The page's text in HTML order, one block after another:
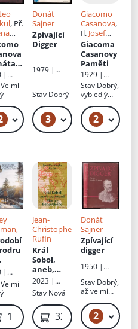
, Př.
|
Velmi
49 Kč
Donát
Sajner
Zpívající
Digger
1979 |
Stav Dobrý
3 59 Kč
Giacomo
Casanova,
Il. Josef
Wenig, Př.
Josef
Soukup
Giacoma
Casanovy
Paměti
1929 |
Přítel knihy
Stav Dobrý,
vybledlý
2
v
|
Velmi
149 Kč
Jean-
Christophe
Rufin
Král
Sobol,
aneb,
Putování
Mórice
Beňovské
ho
2023 |
Maraton,
tví, s.r.o.
Stav Nová
329 Kč
Donát
Sajner
Zpívající
digger
1950 |
nský
spisovatel
Stav Dobrý,
až velmi
2 49 Kč